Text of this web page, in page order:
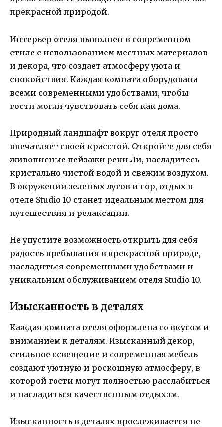
прекрасной природой.
Интерьер отеля выполнен в современном
стиле с использованием местных материалов
и декора, что создает атмосферу уюта и
спокойствия. Каждая комната оборудована
всеми современными удобствами, чтобы
гости могли чувствовать себя как дома.
Природный ландшафт вокруг отеля просто
впечатляет своей красотой. Откройте для себя
живописные пейзажи реки Ли, насладитесь
кристально чистой водой и свежим воздухом.
В окружении зеленых лугов и гор, отдых в
отеле Studio 10 станет идеальным местом для
путешествия и релаксации.
Не упустите возможность открыть для себя
радость пребывания в прекрасной природе,
насладиться современными удобствами и
уникальным обслуживанием отеля Studio 10.
Изысканность в деталях
Каждая комната отеля оформлена со вкусом и
вниманием к деталям. Изысканный декор,
стильное освещение и современная мебель
создают уютную и роскошную атмосферу, в
которой гости могут полностью расслабиться
и насладиться качественным отдыхом.
Изысканность в деталях прослеживается не